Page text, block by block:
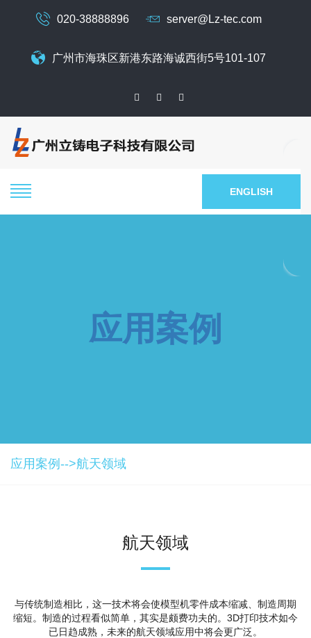
020-38888896 server@Lz-tec.com
广州市海珠区新港东路海诚西街5号101-107
ENGLISH
应用案例
应用案例-->航天领域
航天领域
与传统制造相比，这一技术将会使模型机零件成本缩减、制造周期
缩短。制造的过程看似简单，其实是颇费功夫的。3D打印技术如今
已日趋成熟，未来的航天领域应用中将会更广泛。